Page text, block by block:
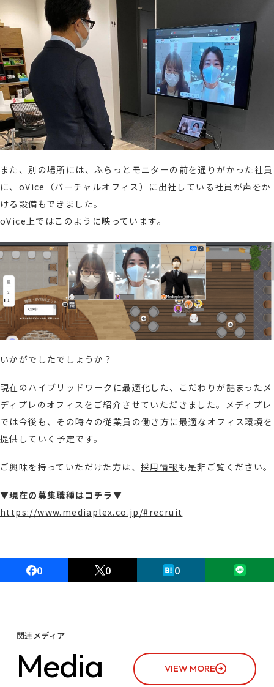
また、別の場所には、ふらっとモニターの前を通りがかった社員
に、oVice（バーチャルオフィス）に出社している社員が声をか
ける設備もできました。
oVice上ではこのように映っています。
いかがでしたでしょうか？
現在のハイブリッドワークに最適化した、こだわりが詰まったメ
ディプレのオフィスをご紹介させていただきました。メディプレ
では今後も、その時々の従業員の働き方に最適なオフィス環境を
提供していく予定です。
ご興味を持っていただけた方は、 採用情報 も是非ご覧ください。
▼現在の募集職種はコチラ▼
https://www.mediaplex.co.jp/#recruit
0 0 0
関連メディア
Media VIEW MORE